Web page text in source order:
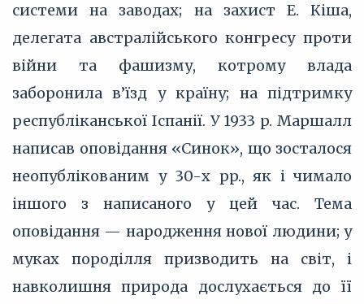
системи на заводах; на захист Е. Кіша,
делегата австралійського конгресу проти
війни та фашизму, котрому влада
заборонила в’їзд у країну; на підтримку
республіканської Іспанії. У 1933 p. Маршалл
написав оповідання «Синок», що зосталося
неопублікованим у 30-х pp., як і чимало
іншого з написаного у цей час. Тема
оповідання — народження нової людини; у
муках породілля призводить на світ, і
навколишня природа дослухається до її